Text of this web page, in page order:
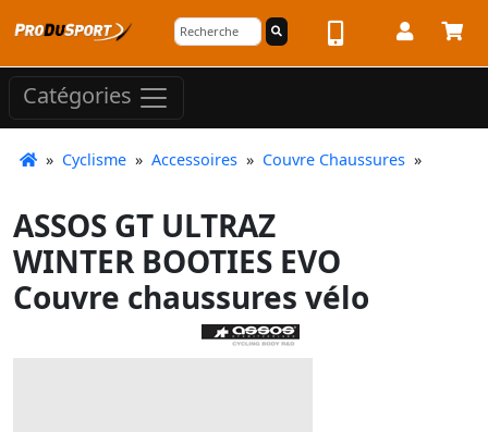
Catégories
» Cyclisme » Accessoires » Couvre Chaussures »
ASSOS GT ULTRAZ
WINTER BOOTIES EVO
Couvre chaussures vélo